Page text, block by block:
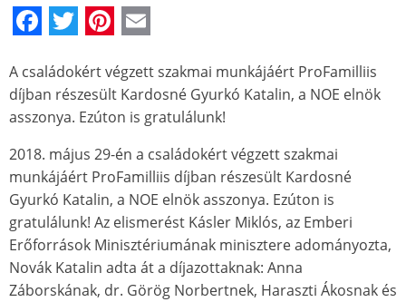
Facebook
TwitterPinterest
A családokért végzett szakmai munkájáért ProFamilliis
díjban részesült Kardosné Gyurkó Katalin, a NOE elnök
asszonya. Ezúton is gratulálunk!
2018. május 29-én a családokért végzett szakmai
munkájáért ProFamilliis díjban részesült Kardosné
Gyurkó Katalin, a NOE elnök asszonya. Ezúton is
gratulálunk! Az elismerést Kásler Miklós, az Emberi
Erőforrások Minisztériumának minisztere adományozta,
Novák Katalin adta át a díjazottaknak: Anna
Záborskának, dr. Görög Norbertnek, Haraszti Ákosnak és